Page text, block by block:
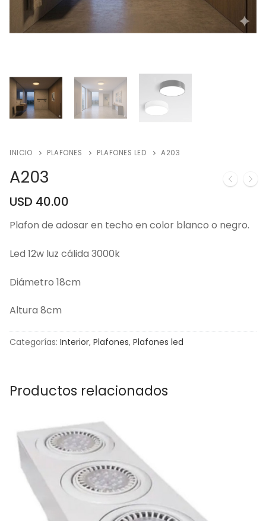
INICIO PLAFONES PLAFONES LED A203
A203
USD 40.00
Plafon de adosar en techo en color blanco o negro.
Led 12w luz cálida 3000k
Diámetro 18cm
Altura 8cm
Categorías: Interior, Plafones, Plafones led
Productos relacionados